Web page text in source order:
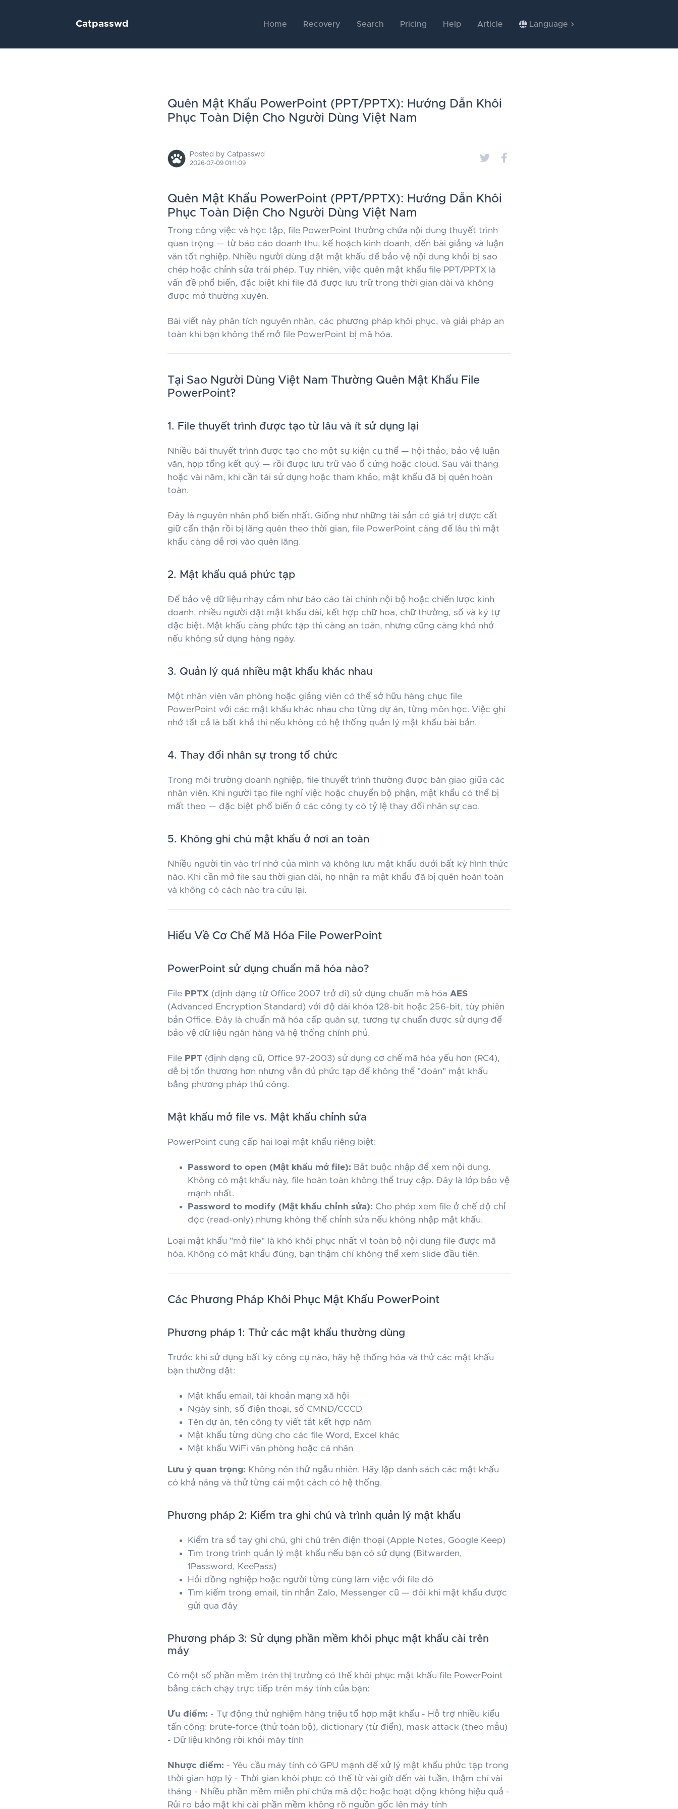
Catpasswd Home Recovery Search Pricing Help Article Language
Quên Mật Khẩu PowerPoint (PPT/PPTX): Hướng Dẫn Khôi
Phục Toàn Diện Cho Người Dùng Việt Nam
Posted by Catpasswd
2026-07-09 01:11:09
Quên Mật Khẩu PowerPoint (PPT/PPTX): Hướng Dẫn Khôi
Phục Toàn Diện Cho Người Dùng Việt Nam
Trong công việc và học tập, file PowerPoint thường chứa nội dung thuyết trình
quan trọng — từ báo cáo doanh thu, kế hoạch kinh doanh, đến bài giảng và luận
văn tốt nghiệp. Nhiều người dùng đặt mật khẩu để bảo vệ nội dung khỏi bị sao
chép hoặc chỉnh sửa trái phép. Tuy nhiên, việc quên mật khẩu file PPT/PPTX là
vấn đề phổ biến, đặc biệt khi file đã được lưu trữ trong thời gian dài và không
được mở thường xuyên.
Bài viết này phân tích nguyên nhân, các phương pháp khôi phục, và giải pháp an
toàn khi bạn không thể mở file PowerPoint bị mã hóa.
Tại Sao Người Dùng Việt Nam Thường Quên Mật Khẩu File
PowerPoint?
1. File thuyết trình được tạo từ lâu và ít sử dụng lại
Nhiều bài thuyết trình được tạo cho một sự kiện cụ thể — hội thảo, bảo vệ luận
văn, họp tổng kết quý — rồi được lưu trữ vào ổ cứng hoặc cloud. Sau vài tháng
hoặc vài năm, khi cần tái sử dụng hoặc tham khảo, mật khẩu đã bị quên hoàn
toàn.
Đây là nguyên nhân phổ biến nhất. Giống như những tài sản có giá trị được cất
giữ cẩn thận rồi bị lãng quên theo thời gian, file PowerPoint càng để lâu thì mật
khẩu càng dễ rơi vào quên lãng.
2. Mật khẩu quá phức tạp
Để bảo vệ dữ liệu nhạy cảm như báo cáo tài chính nội bộ hoặc chiến lược kinh
doanh, nhiều người đặt mật khẩu dài, kết hợp chữ hoa, chữ thường, số và ký tự
đặc biệt. Mật khẩu càng phức tạp thì càng an toàn, nhưng cũng càng khó nhớ
nếu không sử dụng hàng ngày.
3. Quản lý quá nhiều mật khẩu khác nhau
Một nhân viên văn phòng hoặc giảng viên có thể sở hữu hàng chục file
PowerPoint với các mật khẩu khác nhau cho từng dự án, từng môn học. Việc ghi
nhớ tất cả là bất khả thi nếu không có hệ thống quản lý mật khẩu bài bản.
4. Thay đổi nhân sự trong tổ chức
Trong môi trường doanh nghiệp, file thuyết trình thường được bàn giao giữa các
nhân viên. Khi người tạo file nghỉ việc hoặc chuyển bộ phận, mật khẩu có thể bị
mất theo — đặc biệt phổ biến ở các công ty có tỷ lệ thay đổi nhân sự cao.
5. Không ghi chú mật khẩu ở nơi an toàn
Nhiều người tin vào trí nhớ của mình và không lưu mật khẩu dưới bất kỳ hình thức
nào. Khi cần mở file sau thời gian dài, họ nhận ra mật khẩu đã bị quên hoàn toàn
và không có cách nào tra cứu lại.
Hiểu Về Cơ Chế Mã Hóa File PowerPoint
PowerPoint sử dụng chuẩn mã hóa nào?
File PPTX (định dạng từ Office 2007 trở đi) sử dụng chuẩn mã hóa AES
(Advanced Encryption Standard) với độ dài khóa 128-bit hoặc 256-bit, tùy phiên
bản Office. Đây là chuẩn mã hóa cấp quân sự, tương tự chuẩn được sử dụng để
bảo vệ dữ liệu ngân hàng và hệ thống chính phủ.
File PPT (định dạng cũ, Office 97-2003) sử dụng cơ chế mã hóa yếu hơn (RC4),
dễ bị tổn thương hơn nhưng vẫn đủ phức tạp để không thể "đoán" mật khẩu
bằng phương pháp thủ công.
Mật khẩu mở file vs. Mật khẩu chỉnh sửa
PowerPoint cung cấp hai loại mật khẩu riêng biệt:
Password to open (Mật khẩu mở file): Bắt buộc nhập để xem nội dung.
Không có mật khẩu này, file hoàn toàn không thể truy cập. Đây là lớp bảo vệ
mạnh nhất.
Password to modify (Mật khẩu chỉnh sửa): Cho phép xem file ở chế độ chỉ
đọc (read-only) nhưng không thể chỉnh sửa nếu không nhập mật khẩu.
Loại mật khẩu "mở file" là khó khôi phục nhất vì toàn bộ nội dung file được mã
hóa. Không có mật khẩu đúng, bạn thậm chí không thể xem slide đầu tiên.
Các Phương Pháp Khôi Phục Mật Khẩu PowerPoint
Phương pháp 1: Thử các mật khẩu thường dùng
Trước khi sử dụng bất kỳ công cụ nào, hãy hệ thống hóa và thử các mật khẩu
bạn thường đặt:
Mật khẩu email, tài khoản mạng xã hội
Ngày sinh, số điện thoại, số CMND/CCCD
Tên dự án, tên công ty viết tắt kết hợp năm
Mật khẩu từng dùng cho các file Word, Excel khác
Mật khẩu WiFi văn phòng hoặc cá nhân
Lưu ý quan trọng: Không nên thử ngẫu nhiên. Hãy lập danh sách các mật khẩu
có khả năng và thử từng cái một cách có hệ thống.
Phương pháp 2: Kiểm tra ghi chú và trình quản lý mật khẩu
Kiểm tra sổ tay ghi chú, ghi chú trên điện thoại (Apple Notes, Google Keep)
Tìm trong trình quản lý mật khẩu nếu bạn có sử dụng (Bitwarden,
1Password, KeePass)
Hỏi đồng nghiệp hoặc người từng cùng làm việc với file đó
Tìm kiếm trong email, tin nhắn Zalo, Messenger cũ — đôi khi mật khẩu được
gửi qua đây
Phương pháp 3: Sử dụng phần mềm khôi phục mật khẩu cài trên
máy
Có một số phần mềm trên thị trường có thể khôi phục mật khẩu file PowerPoint
bằng cách chạy trực tiếp trên máy tính của bạn:
Ưu điểm: - Tự động thử nghiệm hàng triệu tổ hợp mật khẩu - Hỗ trợ nhiều kiểu
tấn công: brute-force (thử toàn bộ), dictionary (từ điển), mask attack (theo mẫu)
- Dữ liệu không rời khỏi máy tính
Nhược điểm: - Yêu cầu máy tính có GPU mạnh để xử lý mật khẩu phức tạp trong
thời gian hợp lý - Thời gian khôi phục có thể từ vài giờ đến vài tuần, thậm chí vài
tháng - Nhiều phần mềm miễn phí chứa mã độc hoặc hoạt động không hiệu quả -
Rủi ro bảo mật khi cài phần mềm không rõ nguồn gốc lên máy tính